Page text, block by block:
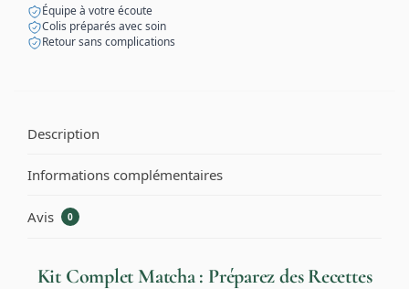
Équipe à votre écoute
Colis préparés avec soin
Retour sans complications
Description
Informations complémentaires
Avis 0
Kit Complet Matcha : Préparez des Recettes